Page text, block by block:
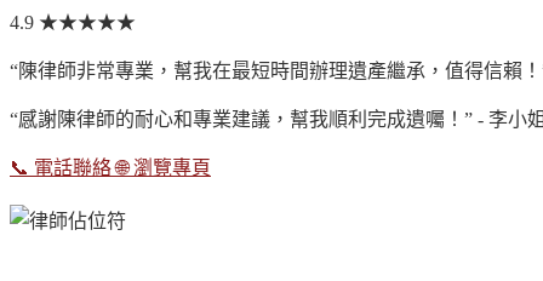
4.9 ★★★★★
“陳律師非常專業，幫我在最短時間辦理遺產繼承，值得信賴！
“感謝陳律師的耐心和專業建議，幫我順利完成遺囑！” - 李小姐
📞 電話聯絡🌐瀏覽專頁